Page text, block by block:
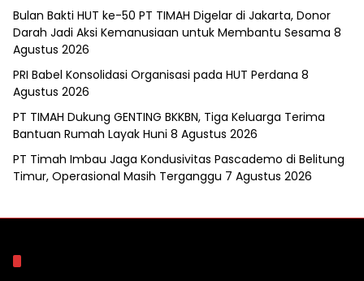
Bulan Bakti HUT ke-50 PT TIMAH Digelar di Jakarta, Donor
Darah Jadi Aksi Kemanusiaan untuk Membantu Sesama 8
Agustus 2026
PRI Babel Konsolidasi Organisasi pada HUT Perdana 8
Agustus 2026
PT TIMAH Dukung GENTING BKKBN, Tiga Keluarga Terima
Bantuan Rumah Layak Huni 8 Agustus 2026
PT Timah Imbau Jaga Kondusivitas Pascademo di Belitung
Timur, Operasional Masih Terganggu 7 Agustus 2026